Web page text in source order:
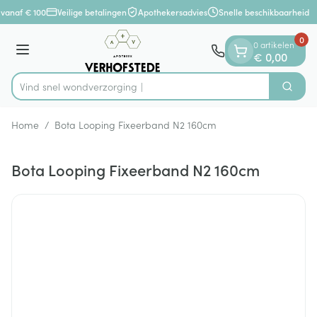
Ga naar de inhoud
1 van 1
€ 100 Veilige betalingen Apothekersadvies Snelle beschikbaarheid
Menu
Product, merk, categorie...
Vind snel wondver Zoek
0 artikelen
€ 0,00
0
Home / Bota Looping Fixeerband N2 160cm
Bota Looping Fixeerband N2 160cm